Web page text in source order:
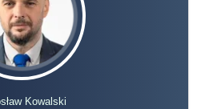
Kowalski